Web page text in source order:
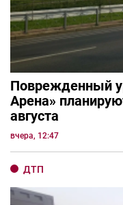
Поврежденный
Арена»
августа
вчера, 12:47
ДТП